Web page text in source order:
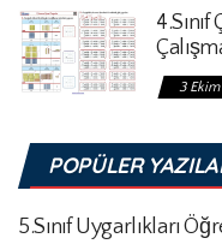
3
POPÜLER
5.Sınıf Uygarlıkları